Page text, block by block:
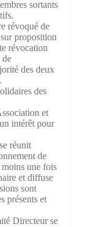
sortants
révoqué de
proposition
révocation
de
des deux
des
et
intérêt pour
réunit
de
moins une fois
et diffuse
sont
présents et
Directeur se